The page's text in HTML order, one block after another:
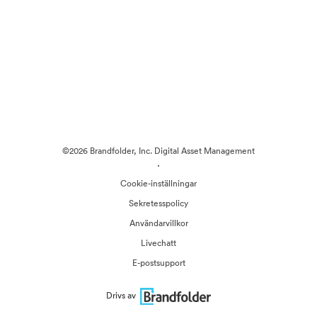
©2026 Brandfolder, Inc. Digital Asset Management
·
Cookie-inställningar
Sekretesspolicy
Användarvillkor
Livechatt
E-postsupport
Drivs av